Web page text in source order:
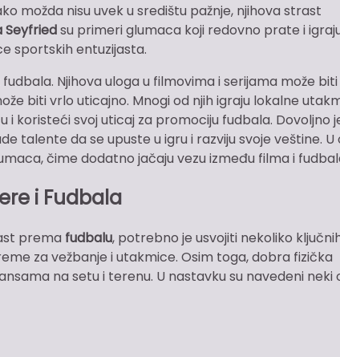
možda nisu uvek u središtu pažnje, njihova strast
Seyfriedsu primeri glumaca koji redovno prate i
sportskih entuzijasta.
Njihova uloga u filmovima i serijama može biti
biti vrlo uticajno. Mnogi od njih igraju lokalne
koristeći svoj uticaj za promociju fudbala. Dovoljno
talente da se upuste u igru i razviju svoje veštine. U
čime dodatno jačaju vezu između filma i
i Fudbala
prema fudbalu, potrebno je usvojiti nekoliko
za vežbanje i utakmice. Osim toga, dobra fizička
na setu i terenu. U nastavku su navedeni neki